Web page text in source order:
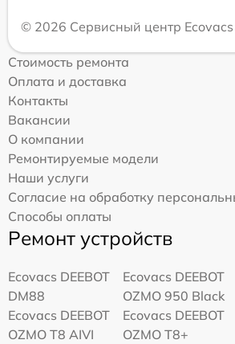
© 2026 Сервисный центр Ecovacs
Стоимость ремонта
Оплата и доставка
Контакты
Вакансии
О компании
Ремонтируемые модели
Наши услуги
Согласие на обработку
Способы оплаты
Ремонт устройств
Ecovacs DEEBOT
DM88
Ecovacs DEEBOT
OZMO 950 Black
Ecovacs DEEBOT
OZMO T8 AIVI
Ecovacs DEEBOT
OZMO T8+